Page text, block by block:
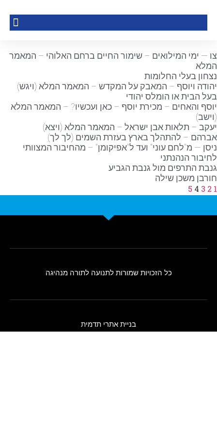
צו — ימי המילואים – שימור החיים ברחם האלוהי – המאמר
המלא
נצחון בעלי החלומות
יהודה ויוסף – המאבק על המקדש – המאמר המלא (ויגש)
בעל הבית או הומלס יהודי
יוסף והאחים – מכירת יוסף – כאן ועכשיו? – המאמר המלא
(וישב)
יעקב – תלאות אבן ישראל – המאמר המלא (ויצא)
אברהם – להתהלך בארץ בעזרת השמים (לך לך)
ניסן — מ"לחם עוני" ועד ל"אפיקומן" – מהחיבור המצוותי
לחיבור הנהנתני
גנבת התרפים מול גנבת הגביע
חורבן משכן שילה
1
2
3
4
5
כל הזכויות שמורות לתנועה לתורה מנהיגה
בניית אתרי תדמית